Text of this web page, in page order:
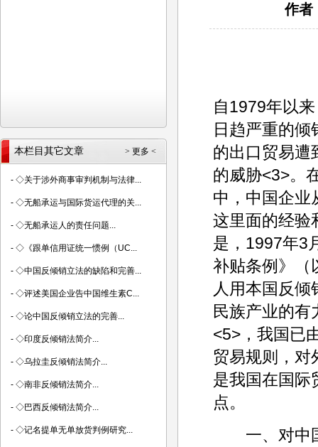
作者
自1979年以
日趋严重的倾
的出口贸易遭
的威胁<3>。
中，中国企业
这里面的经验
是，1997年3
补贴条例》（
人用本国反
民族产业的有
<5>，我国已
贸易规则，对
是我国在国际
点。
一、对中国
> 更多 <
本栏目其它文章
- ◇关于涉外商事审判机制与法律...
- ◇无船承运与国际货运代理的关...
- ◇无船承运人的责任问题...
- ◇《跟单信用证统一惯例（UC...
- ◇中国反倾销立法的缺陷和完善...
- ◇评述美国企业告中国维生素C...
- ◇论中国反倾销立法的完善...
- ◇印度反倾销法简介...
- ◇乌拉圭反倾销法简介...
- ◇南非反倾销法简介...
- ◇巴西反倾销法简介...
- ◇记名提单无单放货判例研究...